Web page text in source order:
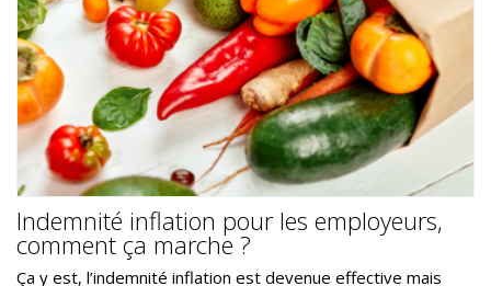
Indemnité inflation pour les employeurs,
comment ça marche ?
Ça y est, l’indemnité inflation est devenue effective mais